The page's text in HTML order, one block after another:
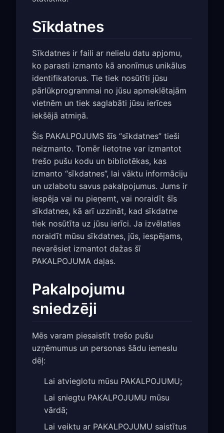
Sīkdatnes
Sīkdatnes ir faili ar nelielu datu apjomu,
ko parasti izmanto kā anonīmus unikālus
identifikatorus. Tie tiek nosūtīti jūsu
pārlūkprogrammai no jūsu apmeklētajām
vietnēm un tiek saglabāti jūsu ierīces
iekšējā atmiņā.
Šis PAKALPOJUMS šīs “sīkdatnes” tieši
neizmanto. Tomēr lietotne var izmantot
trešo pušu kodu un bibliotēkas, kas
izmanto “sīkdatnes”, lai vāktu informāciju
un uzlabotu savus pakalpojumus. Jums ir
iespēja vai nu pieņemt, vai noraidīt šīs
sīkdatnes, kā arī uzzināt, kad sīkdatne
tiek nosūtīta uz jūsu ierīci. Ja izvēlaties
noraidīt mūsu sīkdatnes, jūs, iespējams,
nevarēsiet izmantot dažas šī
PAKALPOJUMA daļas.
Pakalpojumu
sniedzēji
Mēs varam piesaistīt trešo pušu
uzņēmumus un personas šādu iemeslu
dēļ:
Lai atvieglotu mūsu PAKALPOJUMU;
Lai sniegtu PAKALPOJUMU mūsu
vārdā;
Lai veiktu ar PAKALPOJUMU saistītus